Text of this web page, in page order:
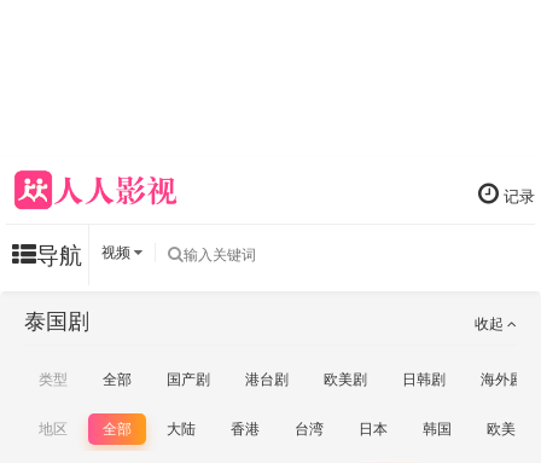
记录
导航 视频
收起
泰国剧
类型 全部 国产剧 港台剧 欧美剧 日韩剧 海外剧
地区 全部 大陆 香港 台湾 日本 韩国 欧美